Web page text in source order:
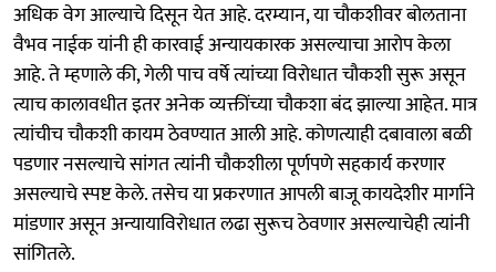
अधिक वेग आल्याचे दिसून येत आहे. दरम्यान, या चौकशीवर बोलताना
वैभव नाईक यांनी ही कारवाई अन्यायकारक असल्याचा आरोप केला
आहे. ते म्हणाले की, गेली पाच वर्षे त्यांच्या विरोधात चौकशी सुरू असून
त्याच कालावधीत इतर अनेक व्यक्तींच्या चौकशा बंद झाल्या आहेत. मात्र
त्यांचीच चौकशी कायम ठेवण्यात आली आहे. कोणत्याही दबावाला बळी
पडणार नसल्याचे सांगत त्यांनी चौकशीला पूर्णपणे सहकार्य करणार
असल्याचे स्पष्ट केले. तसेच या प्रकरणात आपली बाजू कायदेशीर मार्गाने
मांडणार असून अन्यायाविरोधात लढा सुरूच ठेवणार असल्याचेही त्यांनी
सांगितले.